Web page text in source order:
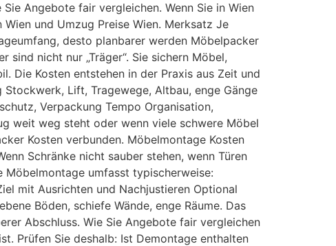
Angebote fair vergleichen. Wenn Sie in Wien
und Umzug Preise Wien. Merksatz Je
desto planbarer werden Möbelpacker
nicht nur „Träger“. Sie sichern Möbel,
Die Kosten entstehen in der Praxis aus Zeit und
Lift, Tragewege, Altbau, enge Gänge
Verpackung Tempo Organisation,
weit weg steht oder wenn viele schwere Möbel
Kosten verbunden. Möbelmontage Kosten
Schränke nicht sauber stehen, wenn Türen
umfasst typischerweise:
mit Ausrichten und Nachjustieren Optional
Böden, schiefe Wände, enge Räume. Das
Abschluss. Wie Sie Angebote fair vergleichen
Prüfen Sie deshalb: Ist Demontage enthalten